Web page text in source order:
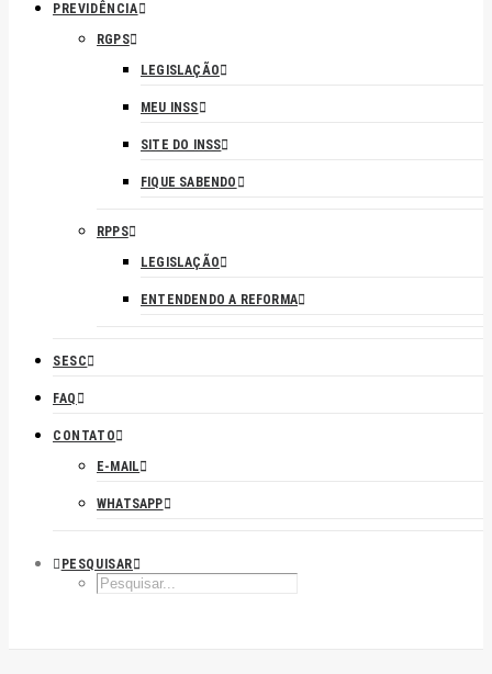
PREVIDÊNCIA
RGPS
LEGISLAÇÃO
MEU INSS
SITE DO INSS
FIQUE SABENDO
RPPS
LEGISLAÇÃO
ENTENDENDO A REFORMA
SESC
FAQ
CONTATO
E-MAIL
WHATSAPP
PESQUISAR